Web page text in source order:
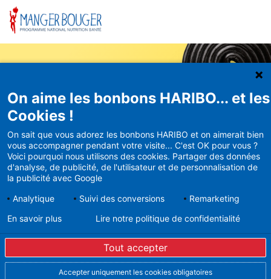
Newsletter
HARIBO
Recevez en avant-première nos
bons plans et actualités
En vous inscrivant à la newsletter, vous acceptez de
d’informations sur la gestion de vos données
personnelles et pour exercer vos droits, merci de
consulter notrePolitique de Protection des Données
On aime les bonbons HARIBO... et les
Cookies !
On sait que vous adorez les bonbons HARIBO et on aimerait bien
vous accompagner pendant votre visite... C'est OK pour vous ?
Voici pourquoi nous utilisons des cookies. Partager des données
d'analyse, de publicité, de l'utilisateur et de personnalisation de
la publicité avec Google
Analytique
Suivi des conversions Remarketing
Tout accepter
Accepter uniquement les cookies obligatoires
En savoir plus Lire notre politique de confidentialité